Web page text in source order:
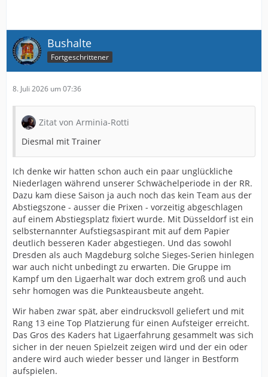
Bushalte
Fortgeschrittener
8. Juli 2026 um 07:36
Zitat von Arminia-Rotti
Diesmal mit Trainer
Ich denke wir hatten schon auch ein paar unglückliche
Niederlagen während unserer Schwächelperiode in der RR.
Dazu kam diese Saison ja auch noch das kein Team aus der
Abstiegszone - ausser die Prixen - vorzeitig abgeschlagen
auf einem Abstiegsplatz fixiert wurde. Mit Düsseldorf ist ein
selbsternannter Aufstiegsaspirant mit auf dem Papier
deutlich besseren Kader abgestiegen. Und das sowohl
Dresden als auch Magdeburg solche Sieges-Serien hinlegen
war auch nicht unbedingt zu erwarten. Die Gruppe im
Kampf um den Ligaerhalt war doch extrem groß und auch
sehr homogen was die Punkteausbeute angeht.
Wir haben zwar spät, aber eindrucksvoll geliefert und mit
Rang 13 eine Top Platzierung für einen Aufsteiger erreicht.
Das Gros des Kaders hat Ligaerfahrung gesammelt was sich
sicher in der neuen Spielzeit zeigen wird und der ein oder
andere wird auch wieder besser und länger in Bestform
aufspielen.